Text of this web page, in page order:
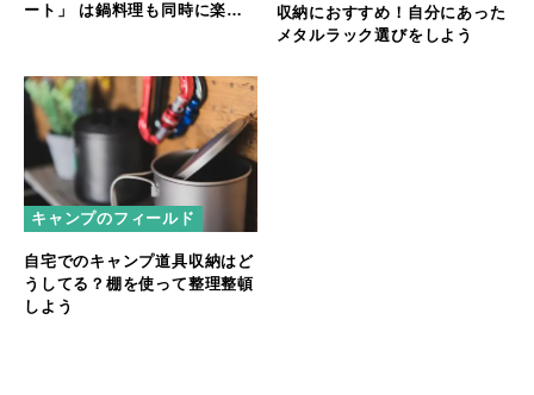
ート」 は鍋料理も同時に楽し
収納におすすめ！自分にあった
メタルラック選びをしよう
キャンプのフィールド
自宅でのキャンプ道具収納はど
うしてる？棚を使って整理整頓
しよう